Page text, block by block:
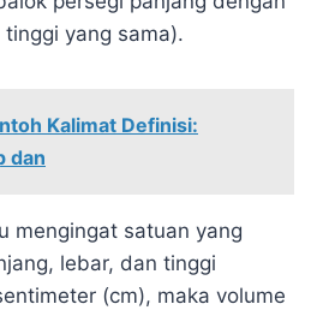
yang sama).
Kalimat Definisi:
dan
mengingat satuan yang
lebar, dan tinggi
(cm), maka volume